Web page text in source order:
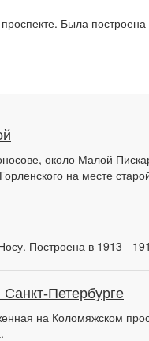
Была
около Малой
на месте
Построена в 1913 -
Петербурге
на Коломяжском